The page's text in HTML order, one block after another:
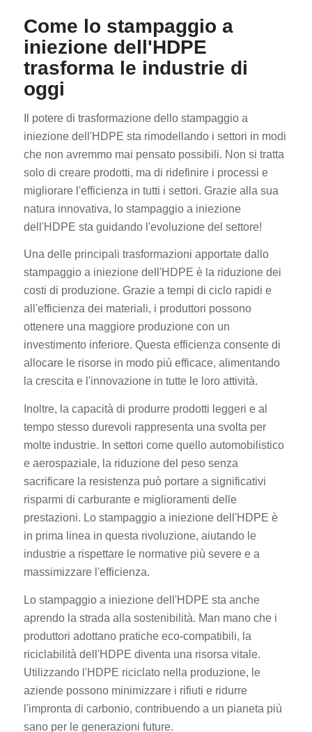
Come lo stampaggio a
iniezione dell'HDPE
trasforma le industrie di
oggi
Il potere di trasformazione dello stampaggio a
iniezione dell'HDPE sta rimodellando i settori in modi
che non avremmo mai pensato possibili. Non si tratta
solo di creare prodotti, ma di ridefinire i processi e
migliorare l'efficienza in tutti i settori. Grazie alla sua
natura innovativa, lo stampaggio a iniezione
dell'HDPE sta guidando l'evoluzione del settore!
Una delle principali trasformazioni apportate dallo
stampaggio a iniezione dell'HDPE è la riduzione dei
costi di produzione. Grazie a tempi di ciclo rapidi e
all'efficienza dei materiali, i produttori possono
ottenere una maggiore produzione con un
investimento inferiore. Questa efficienza consente di
allocare le risorse in modo più efficace, alimentando
la crescita e l'innovazione in tutte le loro attività.
Inoltre, la capacità di produrre prodotti leggeri e al
tempo stesso durevoli rappresenta una svolta per
molte industrie. In settori come quello automobilistico
e aerospaziale, la riduzione del peso senza
sacrificare la resistenza può portare a significativi
risparmi di carburante e miglioramenti delle
prestazioni. Lo stampaggio a iniezione dell'HDPE è
in prima linea in questa rivoluzione, aiutando le
industrie a rispettare le normative più severe e a
massimizzare l'efficienza.
Lo stampaggio a iniezione dell'HDPE sta anche
aprendo la strada alla sostenibilità. Man mano che i
produttori adottano pratiche eco-compatibili, la
riciclabilità dell'HDPE diventa una risorsa vitale.
Utilizzando l'HDPE riciclato nella produzione, le
aziende possono minimizzare i rifiuti e ridurre
l'impronta di carbonio, contribuendo a un pianeta più
sano per le generazioni future.